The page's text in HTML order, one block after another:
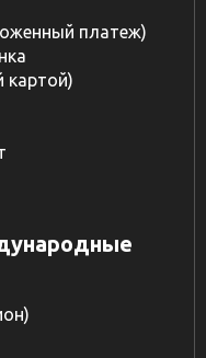
платеж)
картой)